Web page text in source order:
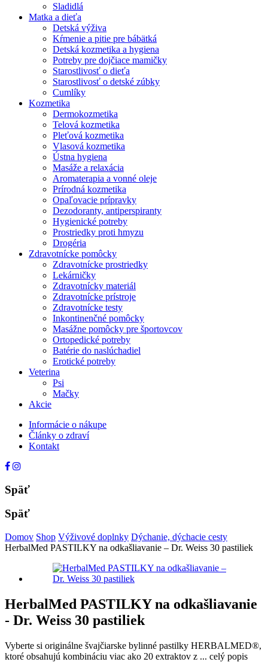
Sladidlá
Matka a dieťa
Detská výživa
Kŕmenie a pitie pre bábätká
Detská kozmetika a hygiena
Potreby pre dojčiace mamičky
Starostlivosť o dieťa
Starostlivosť o detské zúbky
Cumlíky
Kozmetika
Dermokozmetika
Telová kozmetika
Pleťová kozmetika
Vlasová kozmetika
Ústna hygiena
Masáže a relaxácia
Aromaterapia a vonné oleje
Prírodná kozmetika
Opaľovacie prípravky
Dezodoranty, antiperspiranty
Hygienické potreby
Prostriedky proti hmyzu
Drogéria
Zdravotnícke pomôcky
Zdravotnícke prostriedky
Lekárničky
Zdravotnícky materiál
Zdravotnícke prístroje
Zdravotnícke testy
Inkontinenčné pomôcky
Masážne pomôcky pre športovcov
Ortopedické potreby
Batérie do naslúchadiel
Erotické potreby
Veterina
Psi
Mačky
Akcie
Informácie o nákupe
Články o zdraví
Kontakt
Späť
Späť
Domov Shop Výživové doplnky Dýchanie, dýchacie cesty
HerbalMed PASTILKY na odkašliavanie – Dr. Weiss 30 pastiliek
HerbalMed PASTILKY na odkašliavanie
- Dr. Weiss 30 pastiliek
Vyberte si originálne švajčiarske bylinné pastilky HERBALMED®,
ktoré obsahujú kombináciu viac ako 20 extraktov z ... celý popis